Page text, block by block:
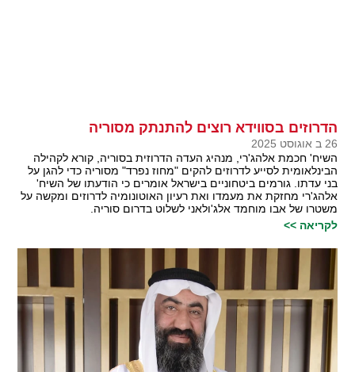
הדרוזים בסווידא רוצים להתנתק מסוריה
26 ב אוגוסט 2025
השיח' חכמת אלהג'רי, מנהיג העדה הדרוזית בסוריה, קורא לקהילה
הבינלאומית לסייע לדרוזים להקים "מחוז נפרד" מסוריה כדי להגן על
בני עדתו. גורמים ביטחוניים בישראל אומרים כי הודעתו של השיח'
אלהג'רי מחזקת את מעמדו ואת רעיון האוטונומיה לדרוזים ומקשה על
משטרו של אבו מוחמד אלג'ולאני לשלוט בדרום סוריה.
לקריאה >>